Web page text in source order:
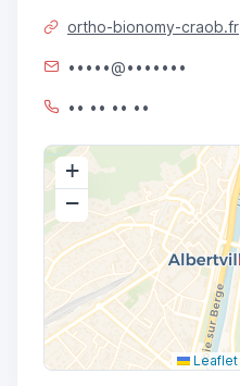
ortho-bionomy-craob.fr
•••••@•••••••
•• •• •• ••
+
−
Leaflet